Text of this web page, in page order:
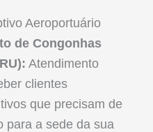
Aeroportuário
de Congonhas
Atendimento
clientes
que precisam de
para a sede da sua